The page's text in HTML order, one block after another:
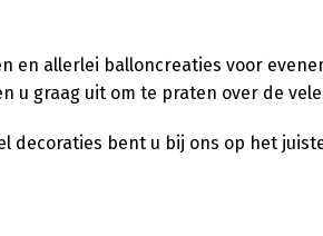
en allerlei balloncreaties voor
u graag uit om te praten over de
decoraties bent u bij ons op het